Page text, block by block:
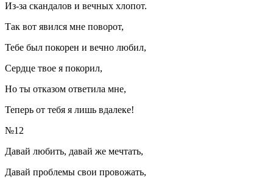
Из-за скандалов и вечных хлопот.
Так вот явился мне поворот,
Тебе был покорен и вечно любил,
Сердце твое я покорил,
Но ты отказом ответила мне,
Теперь от тебя я лишь вдалеке!
№12
Давай любить, давай же мечтать,
Давай проблемы свои провожать,